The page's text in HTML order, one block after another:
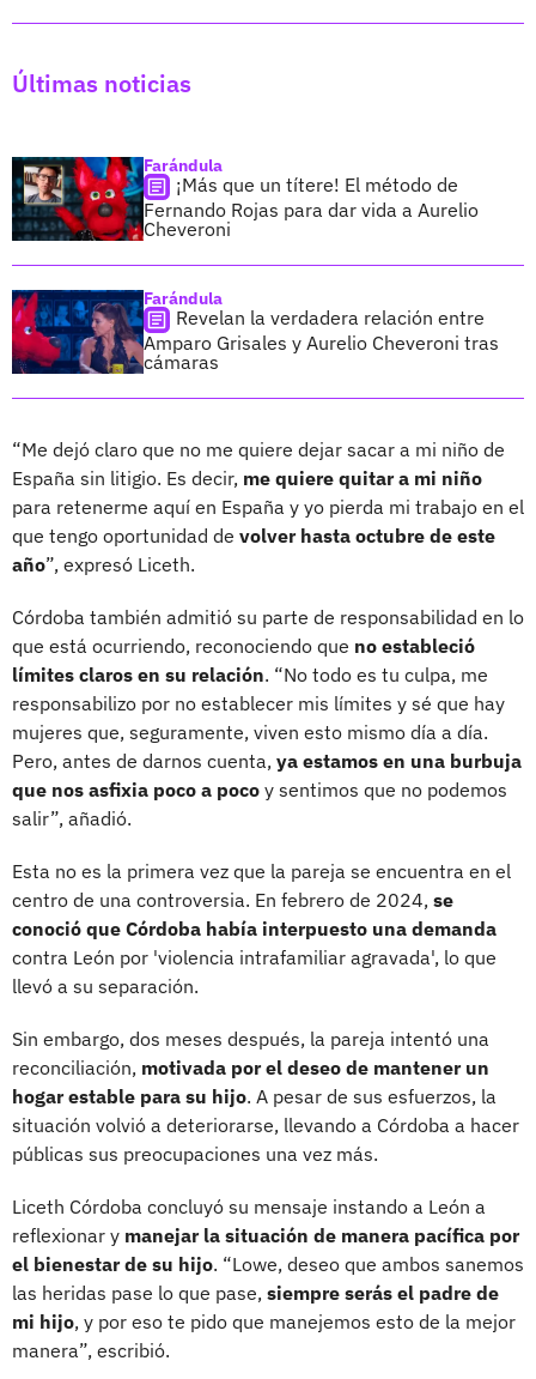
Últimas noticias
Farándula
¡Más que un títere! El método de
Fernando Rojas para dar vida a Aurelio
Cheveroni
Farándula
Revelan la verdadera relación entre
Amparo Grisales y Aurelio Cheveroni tras
cámaras
“Me dejó claro que no me quiere dejar sacar a mi niño de
España sin litigio. Es decir, me quiere quitar a mi niño
para retenerme aquí en España y yo pierda mi trabajo en el
que tengo oportunidad de volver hasta octubre de este
año”, expresó Liceth.
Córdoba también admitió su parte de responsabilidad en lo
que está ocurriendo, reconociendo que no estableció
límites claros en su relación. “No todo es tu culpa, me
responsabilizo por no establecer mis límites y sé que hay
mujeres que, seguramente, viven esto mismo día a día.
Pero, antes de darnos cuenta, ya estamos en una burbuja
que nos asfixia poco a poco y sentimos que no podemos
salir”, añadió.
Esta no es la primera vez que la pareja se encuentra en el
centro de una controversia. En febrero de 2024, se
conoció que Córdoba había interpuesto una demanda
contra León por 'violencia intrafamiliar agravada', lo que
llevó a su separación.
Sin embargo, dos meses después, la pareja intentó una
reconciliación, motivada por el deseo de mantener un
hogar estable para su hijo. A pesar de sus esfuerzos, la
situación volvió a deteriorarse, llevando a Córdoba a hacer
públicas sus preocupaciones una vez más.
Liceth Córdoba concluyó su mensaje instando a León a
reflexionar y manejar la situación de manera pacífica por
el bienestar de su hijo. “Lowe, deseo que ambos sanemos
las heridas pase lo que pase, siempre serás el padre de
mi hijo, y por eso te pido que manejemos esto de la mejor
manera”, escribió.